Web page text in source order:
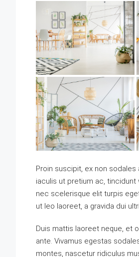
Proin suscipit, ex non
iaculis ut pretium ac,
nec scelerisque elit turpis
ut leo laoreet, a gravida dui
Duis mattis laoreet neque, et
ante. Vivamus egestas
montes, nascetur ridiculus